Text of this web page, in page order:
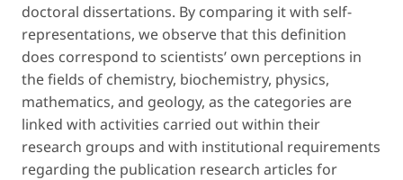
doctoral dissertations. By comparing it with self-
representations, we observe that this definition
does correspond to scientists’ own perceptions in
the fields of chemistry, biochemistry, physics,
mathematics, and geology, as the categories are
linked with activities carried out within their
research groups and with institutional requirements
regarding the publication research articles for